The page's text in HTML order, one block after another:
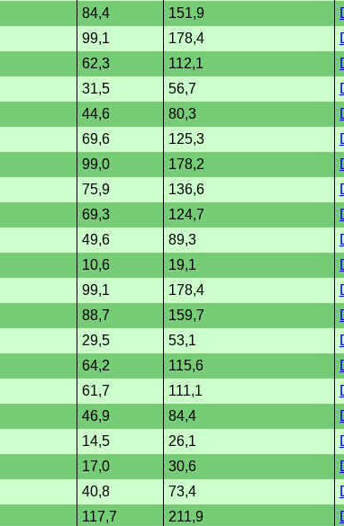
84,4 151,9
99,1 178,4
62,3 112,1
31,5 56,7
44,6 80,3
69,6 125,3
99,0 178,2
75,9 136,6
69,3 124,7
49,6 89,3
10,6 19,1
99,1 178,4
88,7 159,7
29,5 53,1
64,2 115,6
61,7 111,1
46,9 84,4
14,5 26,1
17,0 30,6
40,8 73,4
117,7 211,9